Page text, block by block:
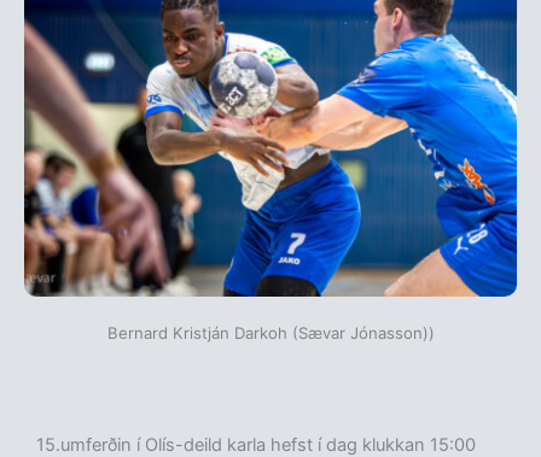
Bernard Kristján Darkoh (Sævar Jónasson))
15.umferðin í Olís-deild karla hefst í dag klukkan 15:00